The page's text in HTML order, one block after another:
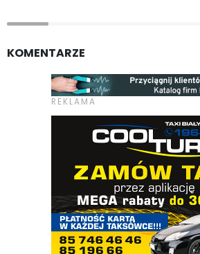
KOMENTARZE